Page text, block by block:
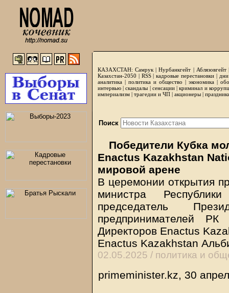
КАЗАХСТАН: Самрук |Нурбанкгейт | Аблязовгейт
Казахстан-2050 | RSS|кадровые перестановки|
аналитика | политика и общество | экономика |
интервью |скандалы | сенсации|криминал и
империализм | трагедии и ЧП | акционеры |
Поиск
Победители Кубка
Enactus Kazakhstan
мировой арене
В церемонии открытия
министра
председатель
предпринимателей РК
Директоров Enactus
Enactus Kazakhstan
02.05.2025 / политика и
primeminister.kz, 30